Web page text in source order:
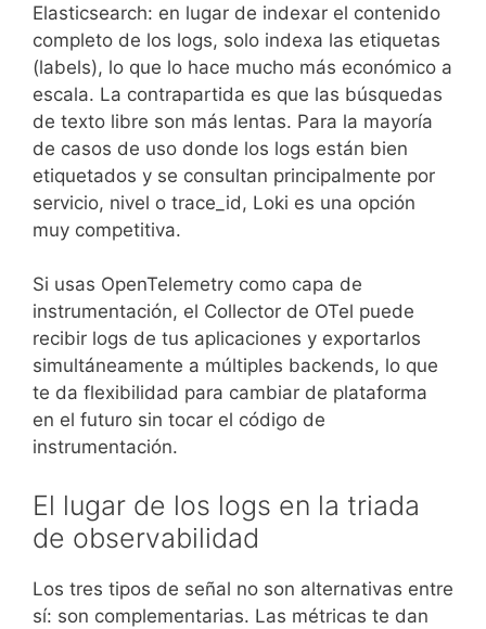
Elasticsearch: en lugar de indexar el contenido
completo de los logs, solo indexa las etiquetas
(labels), lo que lo hace mucho más económico a
escala. La contrapartida es que las búsquedas
de texto libre son más lentas. Para la mayoría
de casos de uso donde los logs están bien
etiquetados y se consultan principalmente por
servicio, nivel o trace_id, Loki es una opción
muy competitiva.
Si usas OpenTelemetry como capa de
instrumentación, el Collector de OTel puede
recibir logs de tus aplicaciones y exportarlos
simultáneamente a múltiples backends, lo que
te da flexibilidad para cambiar de plataforma
en el futuro sin tocar el código de
instrumentación.
El lugar de los logs en la triada
de observabilidad
Los tres tipos de señal no son alternativas entre
sí: son complementarias. Las métricas te dan